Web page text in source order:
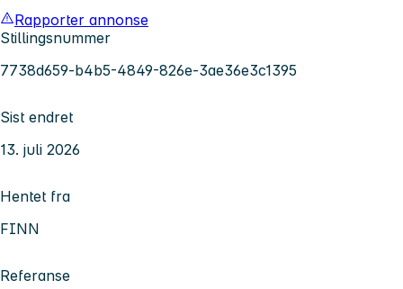
Rapporter annonse
Stillingsnummer
7738d659-b4b5-4849-826e-3ae36e3c1395
Sist endret
13. juli 2026
Hentet fra
FINN
Referanse